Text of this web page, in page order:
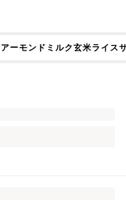
ーモンドミルク玄米ライス